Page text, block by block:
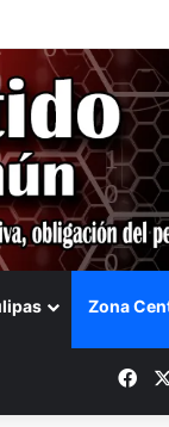
en el
Zona